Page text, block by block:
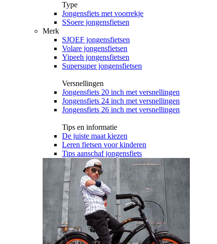
Type
Jongensfiets met voorrekje
SSoere jongensfietsen
Merk
SJOEF jongensfietsen
Volare jongensfietsen
Yipeeh jongensfietsen
Supersuper jongensfietsen
Versnellingen
Jongensfiets 20 inch met versnellingen
Jongensfiets 24 inch met versnellingen
Jongensfiets 26 inch met versnellingen
Tips en informatie
De juiste maat kiezen
Leren fietsen voor kinderen
Tips aanschaf jongensfiets